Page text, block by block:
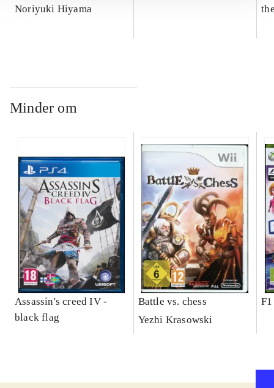
Noriyuki Hiyama
Minder om
Assassin's creed IV -
black flag
Battle vs. chess
Yezhi Krasowski